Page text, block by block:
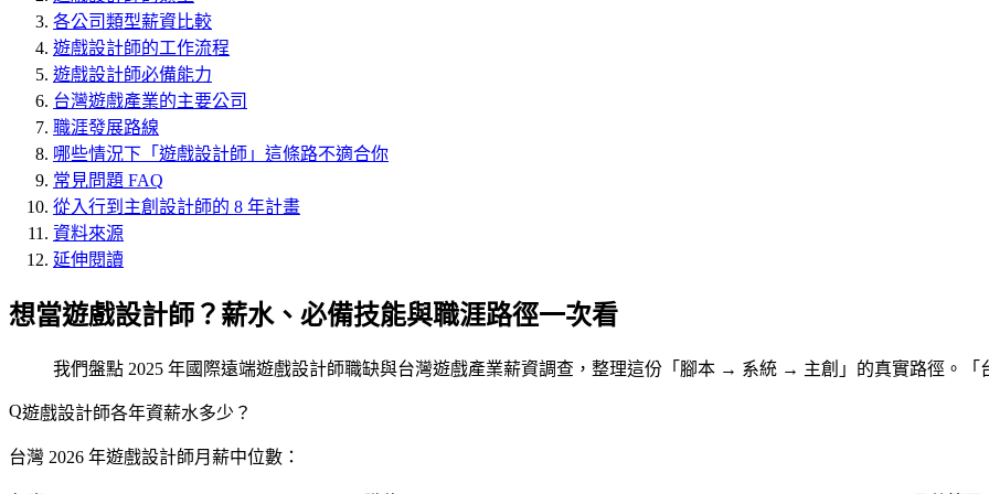
各公司類型薪資比較
遊戲設計師的工作流程
遊戲設計師必備能力
台灣遊戲產業的主要公司
職涯發展路線
哪些情況下「遊戲設計師」這條路不適合你
常見問題 FAQ
從入行到主創設計師的 8 年計畫
資料來源
延伸閱讀
想當遊戲設計師？薪水、必備技能與職涯路徑一次看
我們盤點 2025 年國際遠端遊戲設計師職缺與台灣遊戲產業薪資調查，整理這份「腳本 → 系統 → 主創」的真實路徑。「
遊戲設計師各年資薪水多少？
台灣 2026 年遊戲設計師月薪中位數：